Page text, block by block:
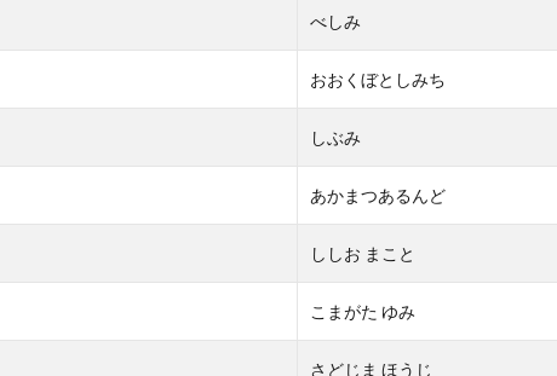
べしみ
おおくぼとしみち
しぶみ
あかまつあるんど
ししお まこと
こまがた ゆみ
さどじま ほうじ